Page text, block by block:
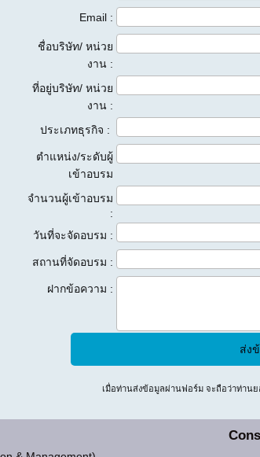
Email :
ชื่อบริษัท/ หน่วย
งาน :
ที่อยู่บริษัท/ หน่วย
งาน :
ประเภทธุรกิจ :
ตำแหน่ง/ระดับผู้
เข้าอบรม
จำนวนผู้เข้าอบรม
:
วันที่จะจัดอบรม :
สถานที่จัดอบรม :
ฝากข้อความ :
เมื่อท่านส่งข้อมูลผ่านฟอร์ม จะถือว่าท่าน